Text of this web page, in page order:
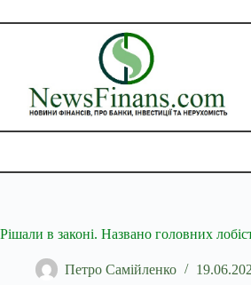
до
Рішали в законі. Названо головних
Петро Самійленко